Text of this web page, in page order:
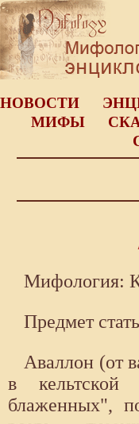
НОВОСТИ
МИФЫ
Мифология:
Предмет
Аваллон (от
в
блаженных",